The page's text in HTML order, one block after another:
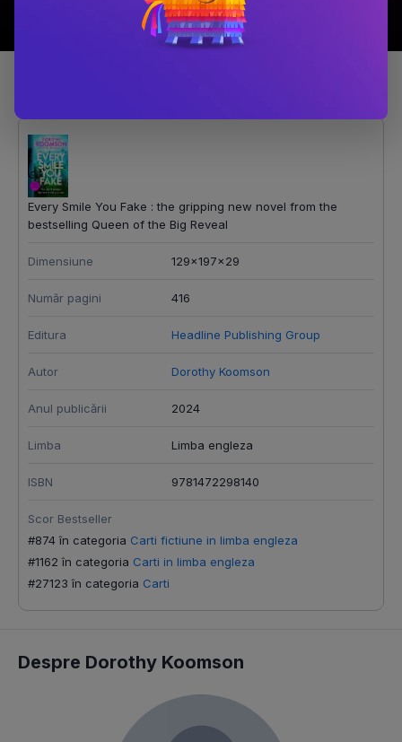
Every Smile You Fake : the gripping new novel from the
bestselling Queen of the Big Reveal
Dimensiune 129x197x29
Număr pagini 416
Editura Headline Publishing Group
Autor Dorothy Koomson
Anul publicării 2024
Limba Limba engleza
ISBN 9781472298140
Scor Bestseller
#874 în categoria Carti fictiune in limba engleza
#1162 în categoria Carti in limba engleza
#27123 în categoria Carti
Despre Dorothy Koomson